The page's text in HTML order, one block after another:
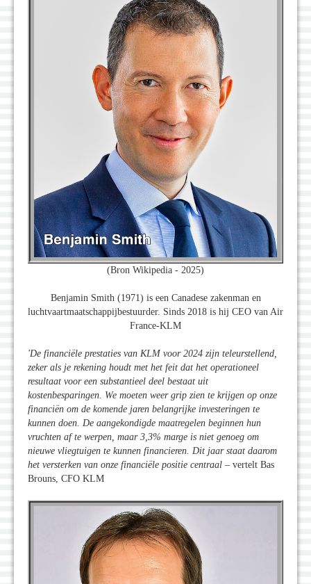
(Bron Wikipedia - 2025)
Benjamin Smith (1971) is een Canadese zakenman en
luchtvaartmaatschappijbestuurder. Sinds 2018 is hij CEO van Air
France-KLM
'De financiële prestaties van KLM voor 2024 zijn teleurstellend,
zeker als je rekening houdt met het feit dat het operationeel
resultaat voor een substantieel deel bestaat uit
kostenbesparingen. We moeten weer grip zien te krijgen op onze
financiën om de komende jaren belangrijke investeringen te
kunnen doen. De aangekondigde maatregelen beginnen hun
vruchten af te werpen, maar 3,3% marge is niet genoeg om
nieuwe vliegtuigen te kunnen financieren. Dit jaar staat daarom
het versterken van onze financiële positie centraal – vertelt Bas
Brouns, CFO KLM